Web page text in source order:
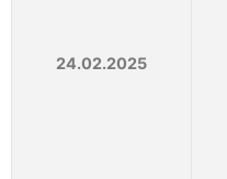
24.02.2025